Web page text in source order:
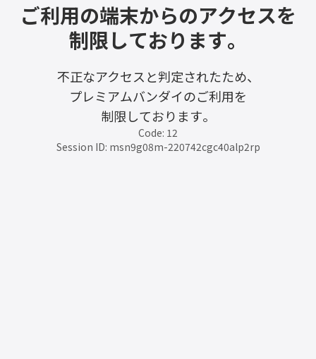
ご利用の端末からのアクセスを
制限しております。
不正なアクセスと判定されたため、
プレミアムバンダイのご利用を
制限しております。
Code: 12
Session ID: msn9g08m-220742cgc40alp2rp